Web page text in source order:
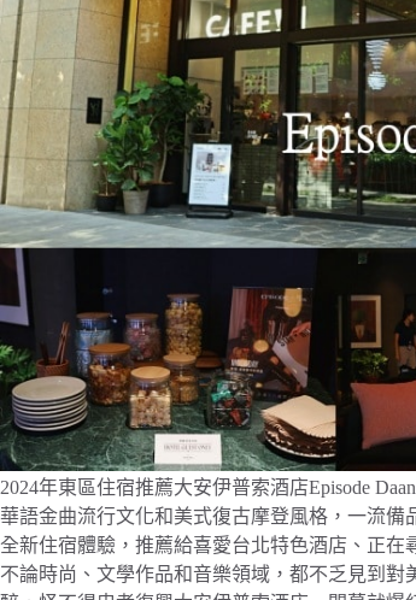
2024年東區住宿推薦大安伊普索酒店Episode
華語金曲流行文化和美式復古摩登風格，一流備
全新住宿體驗，推薦給喜愛台北特色酒店、正在
不論時尚、文學作品和音樂領域，都不乏見到